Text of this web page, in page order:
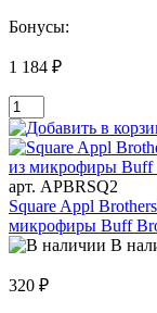
Бонусы:
1 184 ₽
арт. APBRSQ2
Square Appl
микрофиры Buff
В
320 ₽